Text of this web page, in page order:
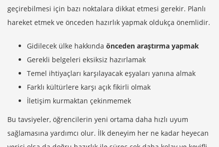
geçirebilmesi için bazı noktalara dikkat etmesi gerekir. Planlı
hareket etmek ve önceden hazırlık yapmak oldukça önemlidir.
Gidilecek ülke hakkında önceden araştırma yapmak
Gerekli belgeleri eksiksiz hazırlamak
Temel ihtiyaçları karşılayacak eşyaları yanına almak
Farklı kültürlere karşı açık fikirli olmak
İletişim kurmaktan çekinmemek
Bu tavsiyeler, öğrencilerin yeni ortama daha hızlı uyum
sağlamasına yardımcı olur. İlk deneyim her ne kadar heyecan